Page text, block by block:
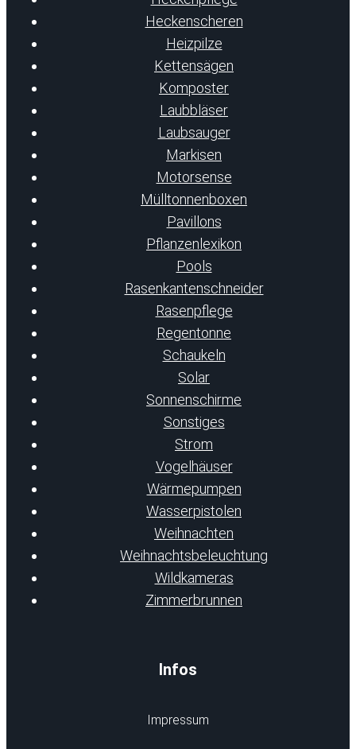
Heckenscheren
Heizpilze
Kettensägen
Komposter
Laubbläser
Laubsauger
Markisen
Motorsense
Mülltonnenboxen
Pavillons
Pflanzenlexikon
Pools
Rasenkantenschneider
Rasenpflege
Regentonne
Schaukeln
Solar
Sonnenschirme
Sonstiges
Strom
Vogelhäuser
Wärmepumpen
Wasserpistolen
Weihnachten
Weihnachtsbeleuchtung
Wildkameras
Zimmerbrunnen
Infos
Impressum